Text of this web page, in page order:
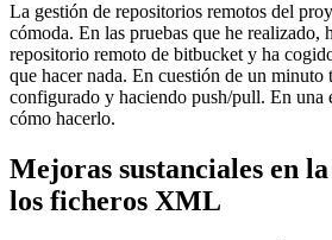
La gestión de repositorios remotos del
cómoda. En las pruebas que he realizado,
repositorio remoto de bitbucket y ha
que hacer nada. En cuestión de un minuto
configurado y haciendo push/pull. En una
cómo hacerlo.
Mejoras sustanciales en
los ficheros XML